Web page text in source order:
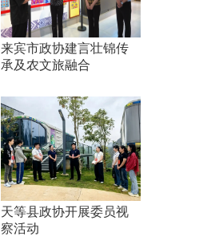
来宾市政协建言壮锦传
承及农文旅融合
天等县政协开展委员视
察活动